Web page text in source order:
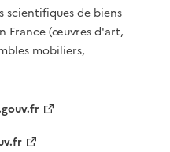
scientifiques de biens
France (œuvres d'art,
mobiliers,